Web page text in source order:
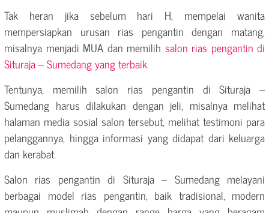
Tak heran jika sebelum hari H, mempelai wanita
mempersiapkan urusan rias pengantin dengan matang,
misalnya menjadi MUA dan memilih salon rias pengantin di
Situraja – Sumedang yang terbaik.
Tentunya, memilih salon rias pengantin di Situraja –
Sumedang harus dilakukan dengan jeli, misalnya melihat
halaman media sosial salon tersebut, melihat testimoni para
pelanggannya, hingga informasi yang didapat dari keluarga
dan kerabat.
Salon rias pengantin di Situraja – Sumedang melayani
berbagai model rias pengantin, baik tradisional, modern